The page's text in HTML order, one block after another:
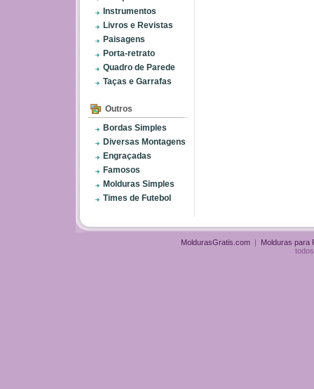
Instrumentos
Livros e Revistas
Paisagens
Porta-retrato
Quadro de Parede
Taças e Garrafas
Outros
Bordas Simples
Diversas Montagens
Engraçadas
Famosos
Molduras Simples
Times de Futebol
MoldurasGratis.com | Molduras